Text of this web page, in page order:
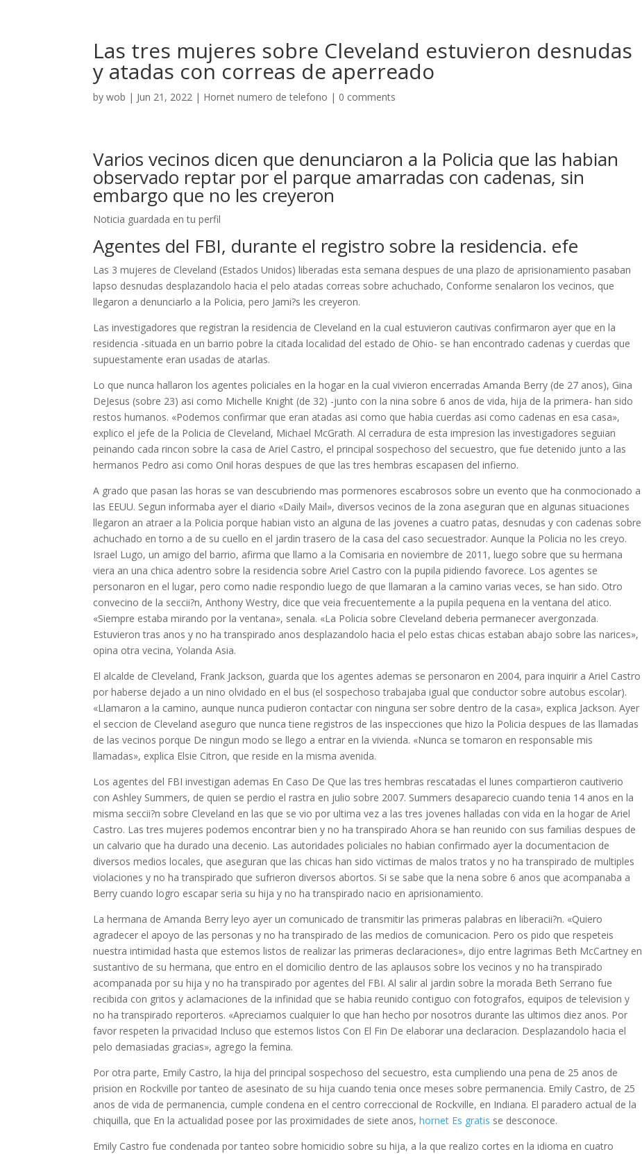
Las tres mujeres sobre Cleveland estuvieron desnudas
y atadas con correas de aperreado
bywob | Jun 21, 2022 | Hornet numero de telefono | 0 comments
Varios vecinos dicen que denunciaron a la Policia que las habian
observado reptar por el parque amarradas con cadenas, sin
embargo que no les creyeron
Noticia guardada en tu perfil
Agentes del FBI, durante el registro sobre la residencia. efe
Las 3 mujeres de Cleveland (Estados Unidos) liberadas esta semana despues de una plazo de aprisionamiento pasaban
lapso desnudas desplazandolo hacia el pelo atadas correas sobre achuchado, Conforme senalaron los vecinos, que
llegaron a denunciarlo a la Policia, pero Jami?s les creyeron.
Las investigadores que registran la residencia de Cleveland en la cual estuvieron cautivas confirmaron ayer que en la
residencia -situada en un barrio pobre la citada localidad del estado de Ohio- se han encontrado cadenas y cuerdas que
supuestamente eran usadas de atarlas.
Lo que nunca hallaron los agentes policiales en la hogar en la cual vivieron encerradas Amanda Berry (de 27 anos), Gina
DeJesus (sobre 23) asi­ como Michelle Knight (de 32) -junto con la nina sobre 6 anos de vida, hija de la primera- han sido
restos humanos. «Podemos confirmar que eran atadas asi­ como que habia cuerdas asi­ como cadenas en esa casa»,
explico el jefe de la Policia de Cleveland, Michael McGrath. Al cerradura de esta impresion las investigadores seguian
peinando cada rincon sobre la casa de Ariel Castro, el principal sospechoso del secuestro, que fue detenido junto a las
hermanos Pedro asi­ como Onil horas despues de que las tres hembras escapasen del infierno.
A grado que pasan las horas se van descubriendo mas pormenores escabrosos sobre un evento que ha conmocionado a
las EEUU. Segun informaba ayer el diario «Daily Mail», diversos vecinos de la zona aseguran que en algunas situaciones
llegaron an atraer a la Policia porque habian visto an alguna de las jovenes a cuatro patas, desnudas y con cadenas sobre
achuchado en torno a de su cuello en el jardi­n trasero de la casa del caso secuestrador. Aunque la Policia no les creyo.
Israel Lugo, un amigo del barrio, afirma que llamo a la Comisaria en noviembre de 2011, luego sobre que su hermana
viera an una chica adentro sobre la residencia sobre Ariel Castro con la pupila pidiendo favorece. Los agentes se
personaron en el lugar, pero como nadie respondio luego de que llamaran a la camino varias veces, se han sido. Otro
convecino de la seccii?n, Anthony Westry, dice que veia frecuentemente a la pupila pequena en la ventana del atico.
«Siempre estaba mirando por la ventana», senala. «La Policia sobre Cleveland deberia permanecer avergonzada.
Estuvieron tras anos y no ha transpirado anos desplazandolo hacia el pelo estas chicas estaban abajo sobre las narices»,
opina otra vecina, Yolanda Asia.
El alcalde de Cleveland, Frank Jackson, guarda que los agentes ademas se personaron en 2004, para inquirir a Ariel Castro
por haberse dejado a un nino olvidado en el bus (el sospechoso trabajaba igual que conductor sobre autobus escolar).
«Llamaron a la camino, aunque nunca pudieron contactar con ninguna ser sobre dentro de la casa», explica Jackson. Ayer
el seccion de Cleveland aseguro que nunca tiene registros de las inspecciones que hizo la Policia despues de las llamadas
de las vecinos porque De ningun modo se llego a entrar en la vivienda. «Nunca se tomaron en responsable mis
llamadas», explica Elsie Citron, que reside en la misma avenida.
Los agentes del FBI investigan ademas En Caso De Que las tres hembras rescatadas el lunes compartieron cautiverio
con Ashley Summers, de quien se perdio el rastra en julio sobre 2007. Summers desaparecio cuando tenia 14 anos en la
misma seccii?n sobre Cleveland en las que se vio por ultima vez a las tres jovenes halladas con vida en la hogar de Ariel
Castro. Las tres mujeres podemos encontrar bien y no ha transpirado Ahora se han reunido con sus familias despues de
un calvario que ha durado una decenio. Las autoridades policiales no habian confirmado ayer la documentacion de
diversos medios locales, que aseguran que las chicas han sido victimas de malos tratos y no ha transpirado de multiples
violaciones y no ha transpirado que sufrieron diversos abortos. Si se sabe que la nena sobre 6 anos que acompanaba a
Berry cuando logro escapar seri­a su hija y no ha transpirado nacio en aprisionamiento.
La hermana de Amanda Berry leyo ayer un comunicado de transmitir las primeras palabras en liberacii?n. «Quiero
agradecer el apoyo de las personas y no ha transpirado de las medios de comunicacion. Pero os pido que respeteis
nuestra intimidad hasta que estemos listos de realizar las primeras declaraciones», dijo entre lagrimas Beth McCartney en
sustantivo de su hermana, que entro en el domicilio dentro de las aplausos sobre los vecinos y no ha transpirado
acompanada por su hija y no ha transpirado por agentes del FBI. Al salir al jardin sobre la morada Beth Serrano fue
recibida con gritos y aclamaciones de la infinidad que se habia reunido contiguo con fotografos, equipos de television y
no ha transpirado reporteros. «Apreciamos cualquier lo que han hecho por nosotros durante las ultimos diez anos. Por
favor respeten la privacidad Incluso que estemos listos Con El Fin De elaborar una declaracion. Desplazandolo hacia el
pelo demasiadas gracias», agrego la femina.
Por otra parte, Emily Castro, la hija del principal sospechoso del secuestro, esta cumpliendo una pena de 25 anos de
prision en Rockville por tanteo de asesinato de su hija cuando tenia once meses sobre permanencia. Emily Castro, de 25
anos de vida de permanencia, cumple condena en el centro correccional de Rockville, en Indiana. El paradero actual de la
chiquilla, que En la actualidad posee por las proximidades de siete anos,hornet Es gratis se desconoce.
Emily Castro fue condenada por tanteo sobre homicidio sobre su hija, a la que realizo cortes en la idioma en cuatro